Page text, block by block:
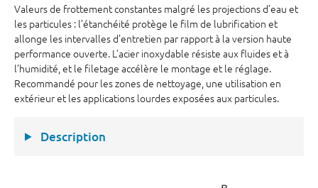
Valeurs de frottement constantes malgré les projections d’eau et
les particules : l’étanchéité protège le film de lubrification et
allonge les intervalles d’entretien par rapport à la version haute
performance ouverte. L’acier inoxydable résiste aux fluides et à
l’humidité, et le filetage accélère le montage et le réglage.
Recommandé pour les zones de nettoyage, une utilisation en
extérieur et les applications lourdes exposées aux particules.
Description